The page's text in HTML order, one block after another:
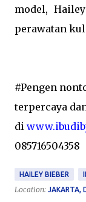
model,
perawatan
#Pengen
terpercaya
di
085716504358
HAILEY BIEBER
Location: JAKARTA,